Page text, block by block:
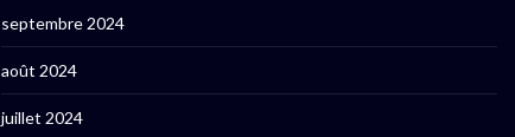
septembre 2024
août 2024
juillet 2024